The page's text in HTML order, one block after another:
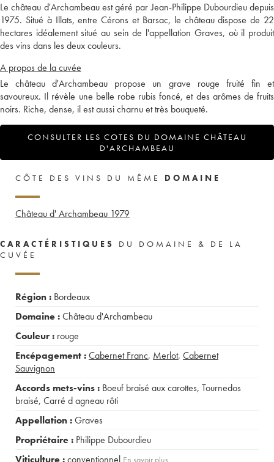
Le château d'Archambeau est géré par Jean-Philippe Dubourdieu depuis
1975. Situé à Illats, entre Cérons et Barsac, le château dispose de 22
hectares idéalement situé au sein de l'appellation Graves, où il produit
des vins dans les deux couleurs.
A propos de la cuvée
Le château d'Archambeau propose un grave rouge fruité fin et
savoureux. Il révèle une belle robe rubis foncé, et des arômes de fruits
noirs. Riche, dense, il est aussi charnu et très bouqueté.
CONSULTER LES COTES DU DOMAINE CHÂTEAU
D'ARCHAMBEAU
CÔTE DES VINS DU MÊME DOMAINE
Château d' Archambeau 1979
CARACTÉRISTIQUES
DU DOMAINE & DE LA
CUVÉE
Région : Bordeaux
Domaine :Château d'Archambeau
Couleur : rouge
Encépagement :Cabernet Franc, Merlot, Cabernet
Sauvignon
Accords mets-vins : Boeuf braisé aux carottes, Tournedos
braisé, Carré d agneau rôti
Appellation :Graves
Propriétaire : Philippe Dubourdieu
Viticulture :conventionnel En savoir plus...